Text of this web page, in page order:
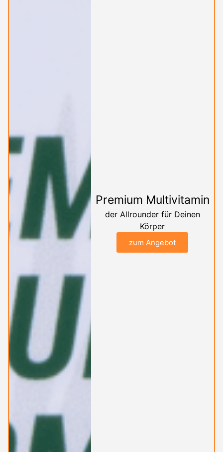
Premium Multivitamin
der Allrounder für Deinen
Körper
zum Angebot